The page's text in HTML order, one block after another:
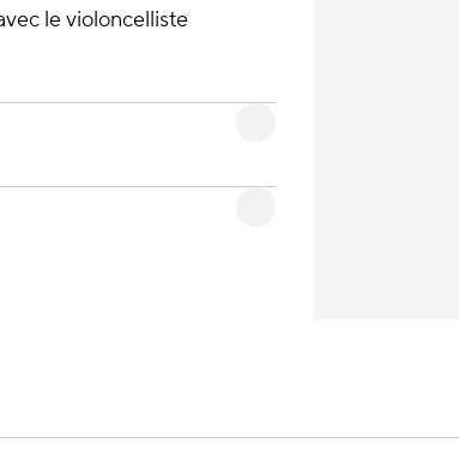
le violoncelliste